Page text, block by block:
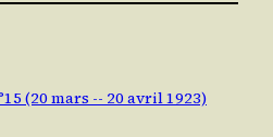
(20 mars -- 20 avril 1923)